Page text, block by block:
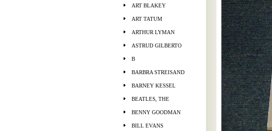
ART BLAKEY
ART TATUM
ARTHUR LYMAN
ASTRUD GILBERTO
B
BARBRA STREISAND
BARNEY KESSEL
BEATLES, THE
BENNY GOODMAN
BILL EVANS